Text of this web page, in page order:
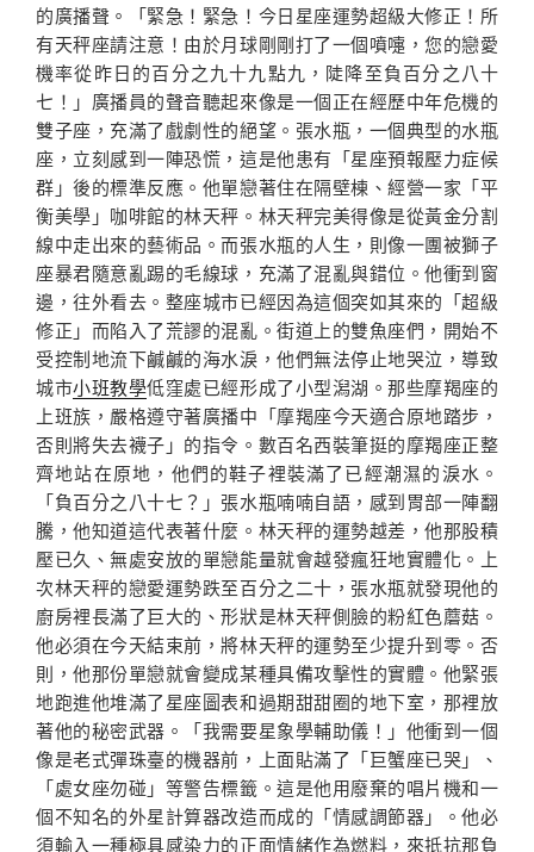
的廣播聲。「緊急！緊急！今日星座運勢超級大修正！所
有天秤座請注意！由於月球剛剛打了一個噴嚏，您的戀愛
機率從昨日的百分之九十九點九，陡降至負百分之八十
七！」廣播員的聲音聽起來像是一個正在經歷中年危機的
雙子座，充滿了戲劇性的絕望。張水瓶，一個典型的水瓶
座，立刻感到一陣恐慌，這是他患有「星座預報壓力症候
群」後的標準反應。他單戀著住在隔壁棟、經營一家「平
衡美學」咖啡館的林天秤。林天秤完美得像是從黃金分割
線中走出來的藝術品。而張水瓶的人生，則像一團被獅子
座暴君隨意亂踢的毛線球，充滿了混亂與錯位。他衝到窗
邊，往外看去。整座城市已經因為這個突如其來的「超級
修正」而陷入了荒謬的混亂。街道上的雙魚座們，開始不
受控制地流下鹹鹹的海水淚，他們無法停止地哭泣，導致
城市小班教學低窪處已經形成了小型潟湖。那些摩羯座的
上班族，嚴格遵守著廣播中「摩羯座今天適合原地踏步，
否則將失去襪子」的指令。數百名西裝筆挺的摩羯座正整
齊地站在原地，他們的鞋子裡裝滿了已經潮濕的淚水。
「負百分之八十七？」張水瓶喃喃自語，感到胃部一陣翻
騰，他知道這代表著什麼。林天秤的運勢越差，他那股積
壓已久、無處安放的單戀能量就會越發瘋狂地實體化。上
次林天秤的戀愛運勢跌至百分之二十，張水瓶就發現他的
廚房裡長滿了巨大的、形狀是林天秤側臉的粉紅色蘑菇。
他必須在今天結束前，將林天秤的運勢至少提升到零。否
則，他那份單戀就會變成某種具備攻擊性的實體。他緊張
地跑進他堆滿了星座圖表和過期甜甜圈的地下室，那裡放
著他的秘密武器。「我需要星象學輔助儀！」他衝到一個
像是老式彈珠臺的機器前，上面貼滿了「巨蟹座已哭」、
「處女座勿碰」等警告標籤。這是他用廢棄的唱片機和一
個不知名的外星計算器改造而成的「情感調節器」。他必
須輸入一種極具感染力的正面情緒作為燃料，來抵抗那負